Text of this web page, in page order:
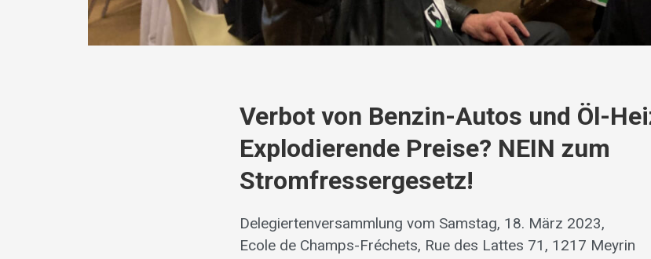
Verbot von Benzin-Autos und Öl-
Explodierende Preise? NEIN zum
Stromfressergesetz!
Delegiertenversammlung vom Samstag, 18. März 2023,
Ecole de Champs-Fréchets, Rue des Lattes 71, 1217 Meyrin